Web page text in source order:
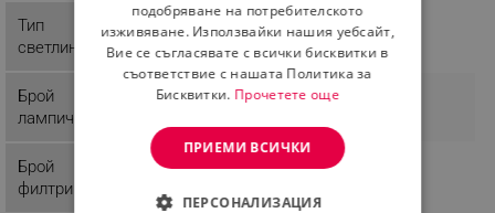
Тип
светлина
LED
Брой
лампички
Брой
филтри
подобряване на потребителското
изживяване. Използвайки нашия уебсайт,
Вие се съгласявате с всички бисквитки в
съответствие с нашата Политика за
Бисквитки. Прочетете още
ПРИЕМИ ВСИЧКИ
ПЕРСОНАЛИЗАЦИЯ